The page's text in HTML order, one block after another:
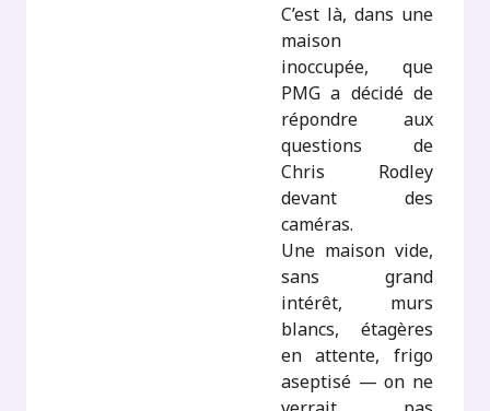
C’est là, dans une
maison
inoccupée, que
PMG a décidé de
répondre aux
questions de
Chris Rodley
devant des
caméras.
Une maison vide,
sans grand
intérêt, murs
blancs, étagères
en attente, frigo
aseptisé — on ne